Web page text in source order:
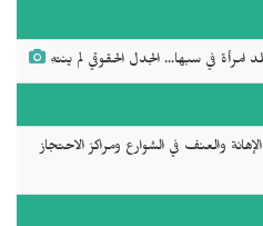
في سبها... الجدل الحقوقي لم ينتهِ
والعنف في الشوارع ومراكز الاحتجاز